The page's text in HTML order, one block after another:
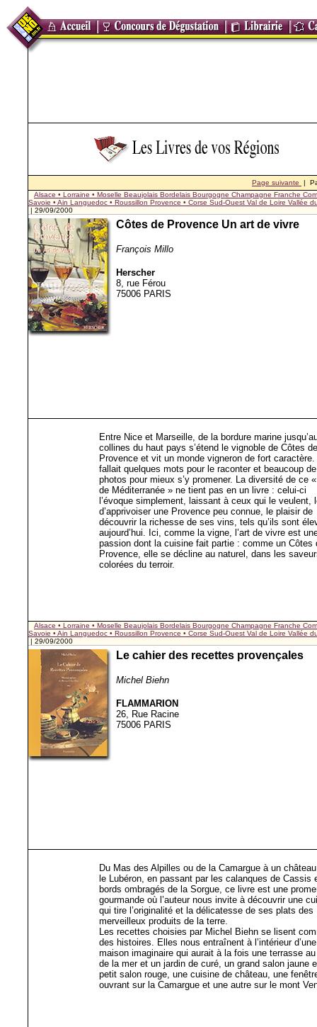
Page suivante
|
Alsace • Lorraine • Moselle Beaujolais Bordelais Bourgogne Champagne Franche
Savoie • Ain Languedoc • Roussillon Provence • Corse Sud-Ouest Val de Loire Vallée
| 29/09/2000
Côtes de Provence Un art de vivre
François Millo
Herscher
8, rue Férou
75006 PARIS
Entre Nice et Marseille, de la bordure marine
collines du haut pays s’étend le vignoble de Côtes de
Provence et vit un monde vigneron de fort
fallait quelques mots pour le raconter et beaucoup de
photos pour mieux s’y promener. La diversité de ce
de Méditerranée » ne tient pas en un livre : celui-ci
l’évoque simplement, laissant à ceux qui le veulent,
d’apprivoiser une Provence peu connue, le plaisir de
découvrir la richesse de ses vins, tels qu’ils sont
aujourd’hui. Ici, comme la vigne, l’art de vivre est
passion dont la cuisine fait partie : comme un Côtes
Provence, elle se décline au naturel, dans les
colorées du terroir.
Alsace • Lorraine • Moselle Beaujolais Bordelais Bourgogne Champagne Franche
Savoie • Ain Languedoc • Roussillon Provence • Corse Sud-Ouest Val de Loire Vallée
| 29/09/2000
Le cahier des recettes provençales
Michel Biehn
FLAMMARION
26, Rue Racine
75006 PARIS
Du Mas des Alpilles ou de la Camargue à un
le Lubéron, en passant par les calanques de Cassis
bords ombragés de la Sorgue, ce livre est une
gourmande où l’auteur nous invite à découvrir une
qui tire l’originalité et la délicatesse de ses plats des
merveilleux produits de la terre.
Les recettes choisies par Michel Biehn se lisent
des histoires. Elles nous entraînent à l’intérieur d’une
maison imaginaire qui aurait à la fois une terrasse
de la mer et un jardin de curé, un grand salon jaune
petit salon rouge, une cuisine de château, une
ouvrant sur la Camargue et une autre sur le mont